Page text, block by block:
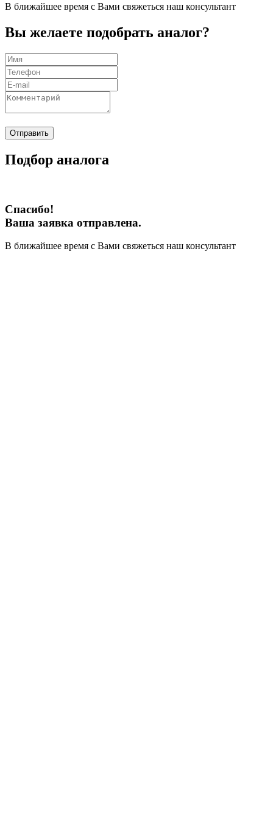
В ближайшее время с Вами свяжеться наш консультант
Вы желаете подобрать аналог?
Отправить
Подбор аналога
Спасибо!
Ваша заявка отправлена.
В ближайшее время с Вами свяжеться наш консультант